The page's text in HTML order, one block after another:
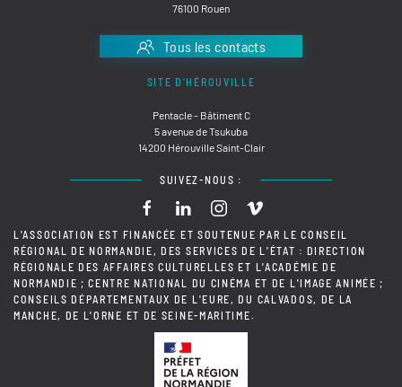
76100 Rouen
Tous les contacts
SITE D'HÉROUVILLE
Pentacle - Bâtiment C
5 avenue de Tsukuba
14200 Hérouville Saint-Clair
SUIVEZ-NOUS :
L'ASSOCIATION EST FINANCÉE ET SOUTENUE PAR LE CONSEIL
RÉGIONAL DE NORMANDIE, DES SERVICES DE L'ÉTAT : DIRECTION
RÉGIONALE DES AFFAIRES CULTURELLES ET L'ACADÉMIE DE
NORMANDIE ; CENTRE NATIONAL DU CINÉMA ET DE L'IMAGE ANIMÉE ;
CONSEILS DÉPARTEMENTAUX DE L'EURE, DU CALVADOS, DE LA
MANCHE, DE L'ORNE ET DE SEINE-MARITIME.